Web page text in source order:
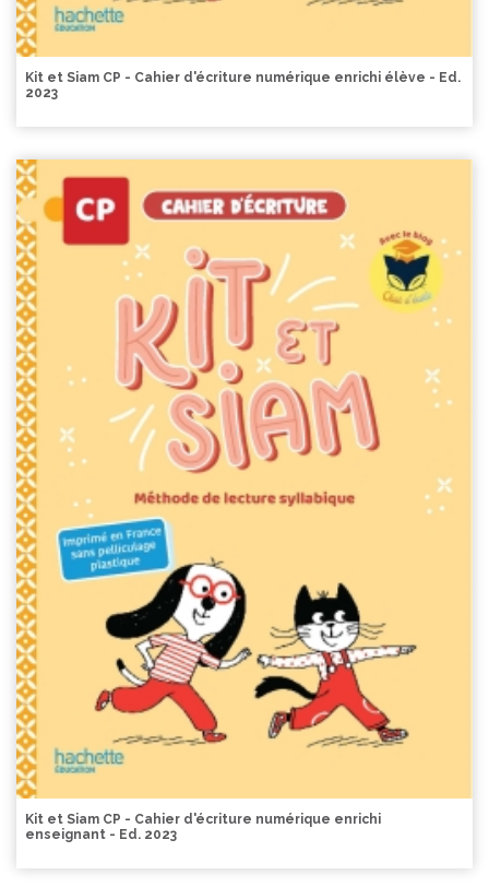
Kit et Siam CP - Cahier d'écriture numérique enrichi élève - Ed.
2023
Kit et Siam CP - Cahier d'écriture numérique enrichi
enseignant - Ed. 2023